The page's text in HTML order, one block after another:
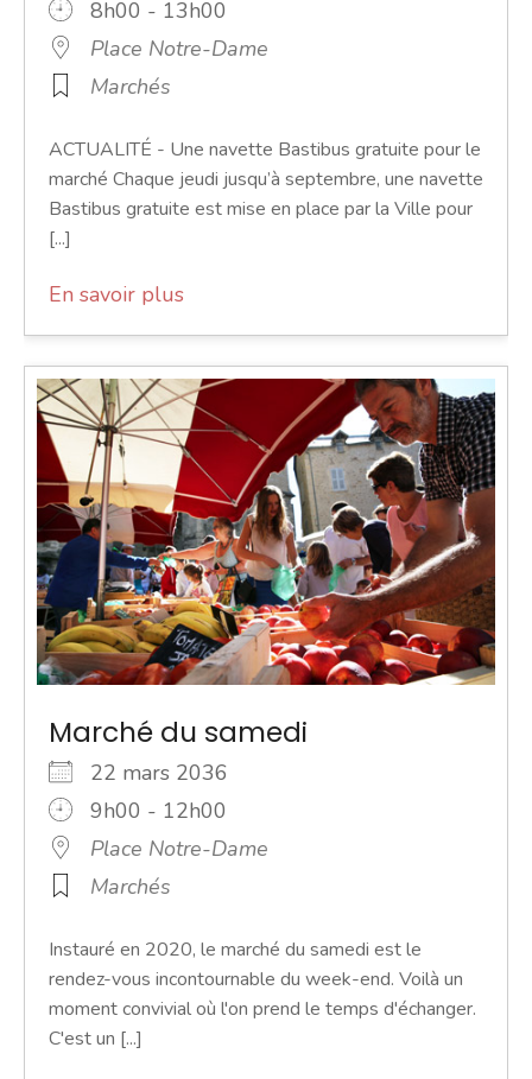
8h00 - 13h00
Place Notre-Dame
Marchés
ACTUALITÉ - Une navette Bastibus gratuite pour le
marché Chaque jeudi jusqu’à septembre, une navette
Bastibus gratuite est mise en place par la Ville pour
[...]
En savoir plus
Marché du samedi
22 mars 2036
9h00 - 12h00
Place Notre-Dame
Marchés
Instauré en 2020, le marché du samedi est le
rendez-vous incontournable du week-end. Voilà un
moment convivial où l'on prend le temps d'échanger.
C'est un [...]